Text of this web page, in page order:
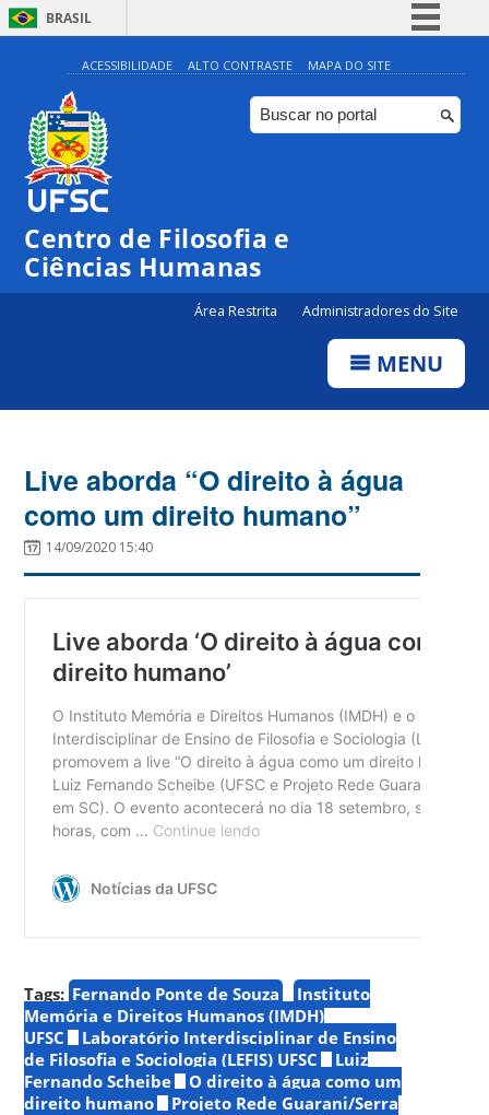
BRASIL
Simplifique!
Comunica BR
Participe
ACESSIBILIDADE ALTO CONTRASTE MAPA DO SITE
Centro de Filosofia e
Ciências Humanas
Área Restrita Administradores do Site
MENU
Live aborda “O direito à água
como um direito humano”
14/09/2020 15:40
Tags: Fernando Ponte de Souza
Instituto
Memória e Direitos Humanos (IMDH)
UFSC
Laboratório Interdisciplinar de Ensino
de Filosofia e Sociologia (LEFIS) UFSC
Luiz
Fernando Scheibe
O direito à água como um
direito humano
Projeto Rede Guarani/Serra